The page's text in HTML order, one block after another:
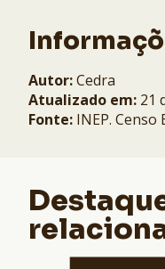
Autor:Cedra
Atualizado em: 21
Fonte: INEP. Censo